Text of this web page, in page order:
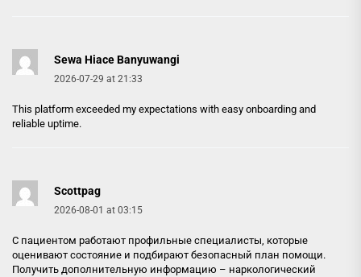
Sewa Hiace Banyuwangi
2026-07-29 at 21:33
This platform exceeded my expectations with easy onboarding and
reliable uptime.
Scottpag
2026-08-01 at 03:15
С пациентом работают профильные специалисты, которые
оценивают состояние и подбирают безопасный план помощи.
Получить дополнительную информацию – наркологический